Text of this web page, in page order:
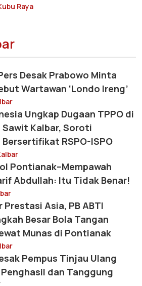
Raya
Desak Prabowo Minta
Wartawan ‘Londo Ireng’
Ungkap Dugaan TPPO di
Sawit Kalbar, Soroti
RSPO-ISPO
Pontianak–Mempawah
Abdullah: Itu Tidak Benar!
Prestasi Asia, PB ABTI
Besar Bola Tangan
Munas di Pontianak
Pempus Tinjau Ulang
Penghasil dan Tanggung